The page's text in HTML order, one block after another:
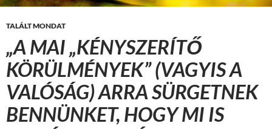
TALÁLT MONDAT
„A MAI „KÉNYSZERÍTŐ
KÖRÜLMÉNYEK” (VAGYIS A
VALÓSÁG) ARRA SÜRGETNEK
BENNÜNKET, HOGY MI IS